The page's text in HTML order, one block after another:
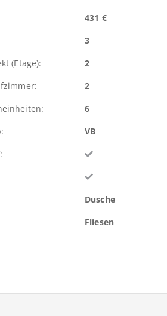
431 €
3
(Etage):
2
2
6
VB
Dusche
Fliesen